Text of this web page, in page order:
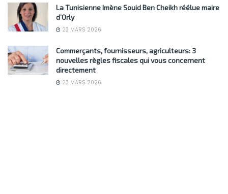
La Tunisienne Imène Souid Ben Cheikh réélue maire
d’Orly
23 MARS 2026
Commerçants, fournisseurs, agriculteurs: 3
nouvelles règles fiscales qui vous concernent
directement
23 MARS 2026